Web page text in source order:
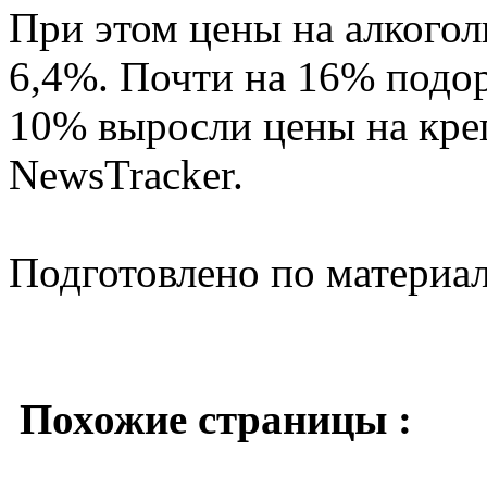
При этом цены на
6,4%. Почти на 16%
10% выросли цены на
NewsTracker.
Подготовлено по
Похожие страницы :